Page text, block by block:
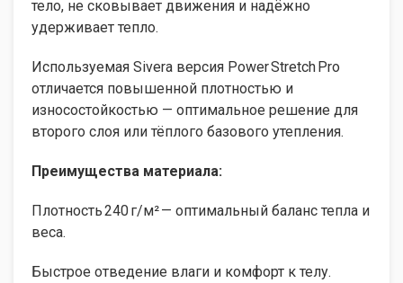
тело, не сковывает движения и надёжно
удерживает тепло.
Используемая Sivera версия Power Stretch Pro
отличается повышенной плотностью и
износостойкостью — оптимальное решение для
второго слоя или тёплого базового утепления.
Преимущества материала:
Плотность 240 г/м² — оптимальный баланс тепла и
веса.
Быстрое отведение влаги и комфорт к телу.